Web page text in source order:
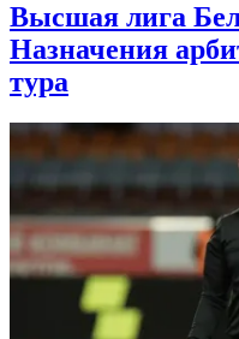
Высшая лига
Назначения
тура